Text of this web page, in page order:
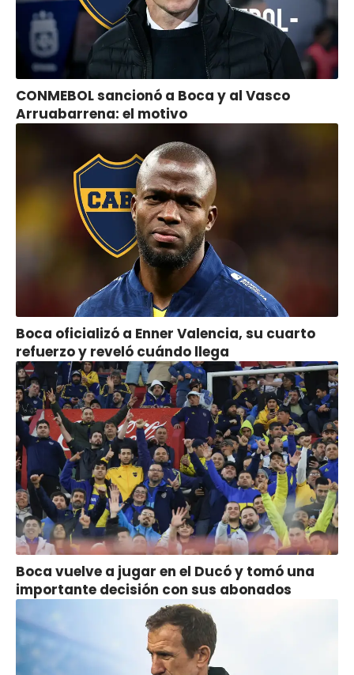
CONMEBOL sancionó a Boca y al Vasco
Arruabarrena: el motivo
Boca oficializó a Enner Valencia, su cuarto
refuerzo y reveló cuándo llega
Boca vuelve a jugar en el Ducó y tomó una
importante decisión con sus abonados